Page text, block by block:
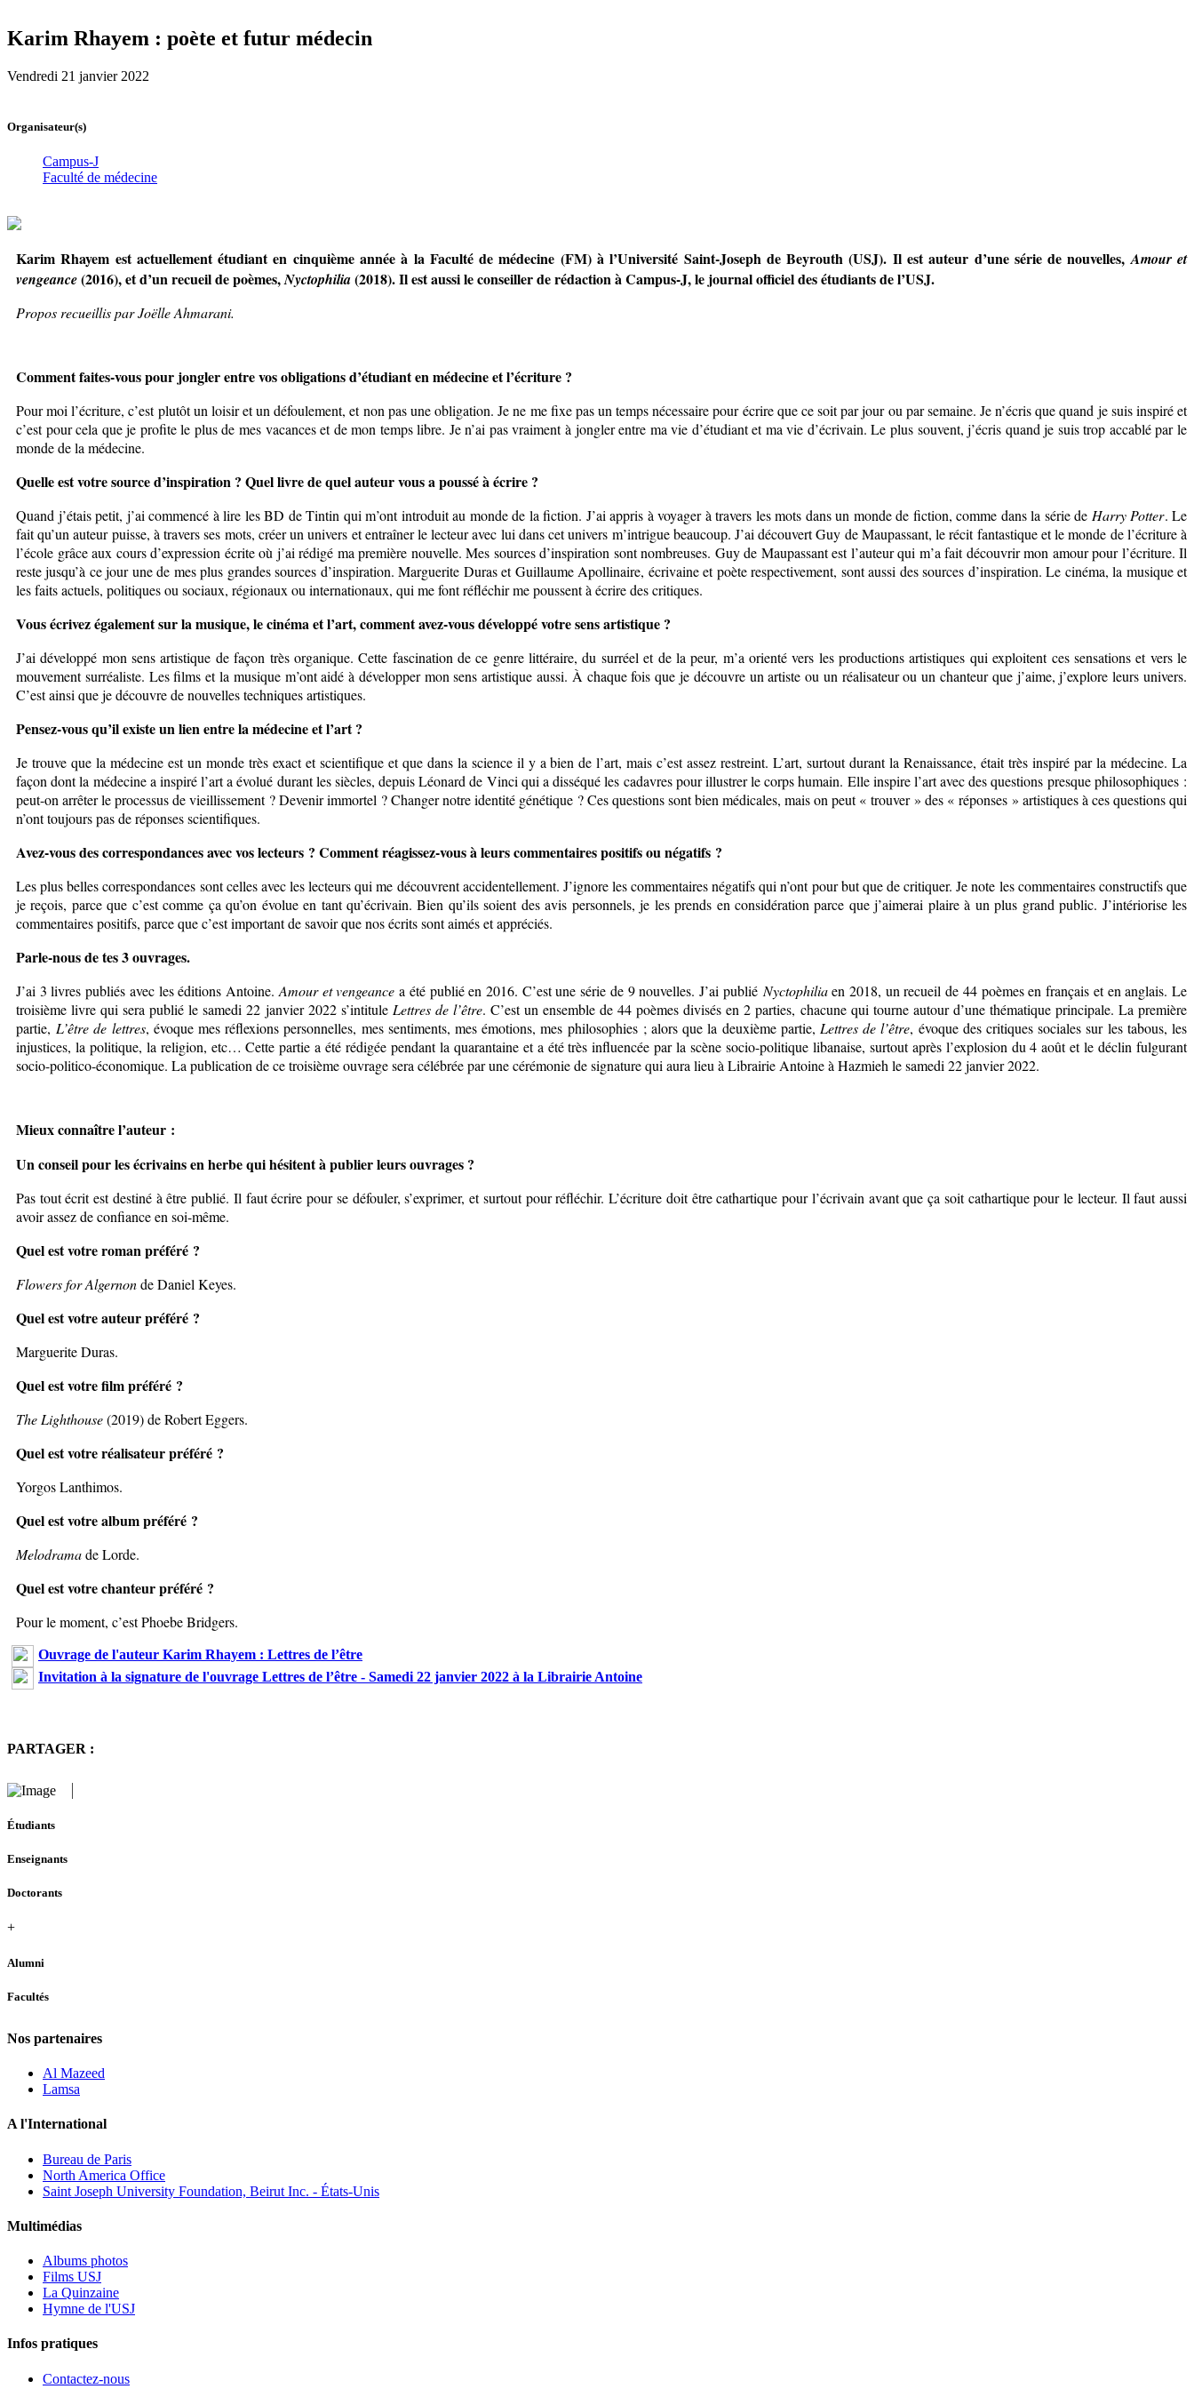
Karim Rhayem : poète et futur médecin
Vendredi 21 janvier 2022
Organisateur(s)
Campus-J
Faculté de médecine
Karim Rhayem est actuellement étudiant en cinquième année à la Faculté de médecine (FM) à l’Université Saint-Joseph de Beyrouth (USJ). Il est auteur d’une série de nouvelles,Amour et
vengeance(2016), et d’un recueil de poèmes,Nyctophilia(2018). Il est aussi le conseiller de rédaction à Campus-J, le journal officiel des étudiants de l’USJ.
Propos recueillis par Joëlle Ahmarani.
Comment faites-vous pour jongler entre vos obligations d’étudiant en médecine et l’écriture ?
Pour moi l’écriture, c’est plutôt un loisir et un défoulement, et non pas une obligation. Je ne me fixe pas un temps nécessaire pour écrire que ce soit par jour ou par semaine. Je n’écris que quand je suis inspiré et
c’est pour cela que je profite le plus de mes vacances et de mon temps libre. Je n’ai pas vraiment à jongler entre ma vie d’étudiant et ma vie d’écrivain. Le plus souvent, j’écris quand je suis trop accablé par le
monde de la médecine.
Quelle est votre source d’inspiration ? Quel livre de quel auteur vous a poussé à écrire ?
Quand j’étais petit, j’ai commencé à lire les BD de Tintin qui m’ont introduit au monde de la fiction. J’ai appris à voyager à travers les mots dans un monde de fiction, comme dans la série de Harry Potter. Le
fait qu’un auteur puisse, à travers ses mots, créer un univers et entraîner le lecteur avec lui dans cet univers m’intrigue beaucoup. J’ai découvert Guy de Maupassant, le récit fantastique et le monde de l’écriture à
l’école grâce aux cours d’expression écrite où j’ai rédigé ma première nouvelle. Mes sources d’inspiration sont nombreuses. Guy de Maupassant est l’auteur qui m’a fait découvrir mon amour pour l’écriture. Il
reste jusqu’à ce jour une de mes plus grandes sources d’inspiration. Marguerite Duras et Guillaume Apollinaire, écrivaine et poète respectivement, sont aussi des sources d’inspiration. Le cinéma, la musique et
les faits actuels, politiques ou sociaux, régionaux ou internationaux, qui me font réfléchir me poussent à écrire des critiques.
Vous écrivez également sur la musique, le cinéma et l’art, comment avez-vous développé votre sens artistique ?
J’ai développé mon sens artistique de façon très organique. Cette fascination de ce genre littéraire, du surréel et de la peur, m’a orienté vers les productions artistiques qui exploitent ces sensations et vers le
mouvement surréaliste. Les films et la musique m’ont aidé à développer mon sens artistique aussi. À chaque fois que je découvre un artiste ou un réalisateur ou un chanteur que j’aime, j’explore leurs univers.
C’est ainsi que je découvre de nouvelles techniques artistiques.
Pensez-vous qu’il existe un lien entre la médecine et l’art ?
Je trouve que la médecine est un monde très exact et scientifique et que dans la science il y a bien de l’art, mais c’est assez restreint. L’art, surtout durant la Renaissance, était très inspiré par la médecine. La
façon dont la médecine a inspiré l’art a évolué durant les siècles, depuis Léonard de Vinci qui a disséqué les cadavres pour illustrer le corps humain. Elle inspire l’art avec des questions presque philosophiques :
peut-on arrêter le processus de vieillissement ? Devenir immortel ? Changer notre identité génétique ? Ces questions sont bien médicales, mais on peut « trouver » des « réponses » artistiques à ces questions qui
n’ont toujours pas de réponses scientifiques.
Avez-vous des correspondances avec vos lecteurs ? Comment réagissez-vous à leurs commentaires positifs ou négatifs ?
Les plus belles correspondances sont celles avec les lecteurs qui me découvrent accidentellement. J’ignore les commentaires négatifs qui n’ont pour but que de critiquer. Je note les commentaires constructifs que
je reçois, parce que c’est comme ça qu’on évolue en tant qu’écrivain. Bien qu’ils soient des avis personnels, je les prends en considération parce que j’aimerai plaire à un plus grand public. J’intériorise les
commentaires positifs, parce que c’est important de savoir que nos écrits sont aimés et appréciés.
Parle-nous de tes 3 ouvrages.
J’ai 3 livres publiés avec les éditions Antoine.Amour et vengeance a été publié en 2016. C’est une série de 9 nouvelles. J’ai publiéNyctophiliaen 2018, un recueil de 44 poèmes en français et en anglais. Le
troisième livre qui sera publié le samedi 22 janvier 2022 s’intitule Lettres de l’être. C’est un ensemble de 44 poèmes divisés en 2 parties, chacune qui tourne autour d’une thématique principale. La première
partie,L’être de lettres, évoque mes réflexions personnelles, mes sentiments, mes émotions, mes philosophies ; alors que la deuxième partie,Lettres de l’être, évoque des critiques sociales sur les tabous, les
injustices, la politique, la religion, etc… Cette partie a été rédigée pendant la quarantaine et a été très influencée par la scène socio-politique libanaise, surtout après l’explosion du 4 août et le déclin fulgurant
socio-politico-économique. La publication de ce troisième ouvrage sera célébrée par une cérémonie de signature qui aura lieu à Librairie Antoine à Hazmieh le samedi 22 janvier 2022.
Mieux connaître l’auteur :
Un conseil pour les écrivains en herbe qui hésitent à publier leurs ouvrages ?
Pas tout écrit est destiné à être publié. Il faut écrire pour se défouler, s’exprimer, et surtout pour réfléchir. L’écriture doit être cathartique pour l’écrivain avant que ça soit cathartique pour le lecteur. Il faut aussi
avoir assez de confiance en soi-même.
Quel est votre roman préféré ?
Flowers for Algernonde Daniel Keyes.
Quel est votre auteur préféré ?
Marguerite Duras.
Quel est votre film préféré ?
The Lighthouse(2019) de Robert Eggers.
Quel est votre réalisateur préféré ?
Yorgos Lanthimos.
Quel est votre album préféré ?
Melodramade Lorde.
Quel est votre chanteur préféré ?
Pour le moment, c’est Phoebe Bridgers.
Ouvrage de l'auteur Karim Rhayem : Lettres de l’être
Invitation à la signature de l'ouvrage Lettres de l’être - Samedi 22 janvier 2022 à la Librairie Antoine
PARTAGER :
Étudiants
Enseignants
Doctorants
+
Alumni
Facultés
Nos partenaires
Al Mazeed
Lamsa
A l'International
Bureau de Paris
North America Office
Saint Joseph University Foundation, Beirut Inc. - États-Unis
Multimédias
Albums photos
Films USJ
La Quinzaine
Hymne de l'USJ
Infos pratiques
Contactez-nous